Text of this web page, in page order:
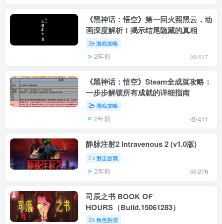
《黑神话：悟空》第一回火照黑云，动
画深度解析！揭示结尾隐藏的真相
游戏攻略
2年前 417
《黑神话：悟空》Steam全成就攻略：
一步步解锁所有成就的详细指南
游戏攻略
2年前 411
静脉注射2 Intravenous 2 (v1.0版)
射击游戏
2年前 276
司辰之书 BOOK OF
HOURS（Build.15061283）
角色扮演